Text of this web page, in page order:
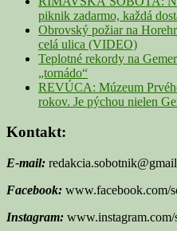
piknik zadarmo, každá
Obrovský požiar na
celá ulica (VIDEO)
Teplotné rekordy na
„tornádo“
REVÚCA: Múzeum
rokov. Je pýchou nielen
Kontakt:
E-mail:
Facebook: www.facebook.com/
Instagram: